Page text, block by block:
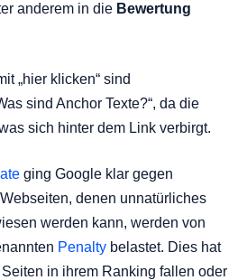
anderem in die Bewertung
„hier klicken“ sind
sind Anchor Texte?“, da die
sich hinter dem Link verbirgt.
ging Google klar gegen
denen unnatürliches
werden kann, werden von
Penalty belastet. Dies hat
in ihrem Ranking fallen oder